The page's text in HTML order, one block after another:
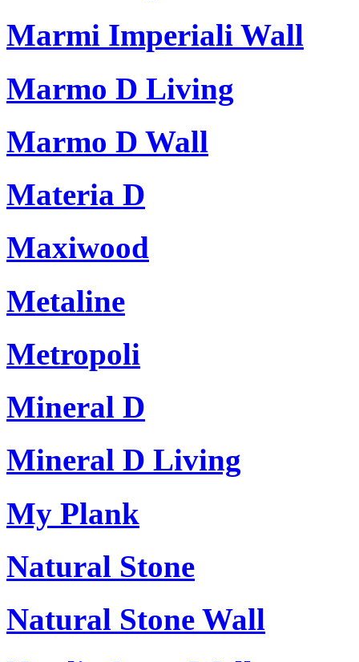
Marmi Imperiali Wall
Marmo D Living
Marmo D Wall
Materia D
Maxiwood
Metaline
Metropoli
Mineral D
Mineral D Living
My Plank
Natural Stone
Natural Stone Wall